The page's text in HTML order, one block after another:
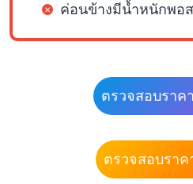
ค่อนข้างมีน้ำหนักพอ
ตรวจสอบราค
ตรวจสอบราค